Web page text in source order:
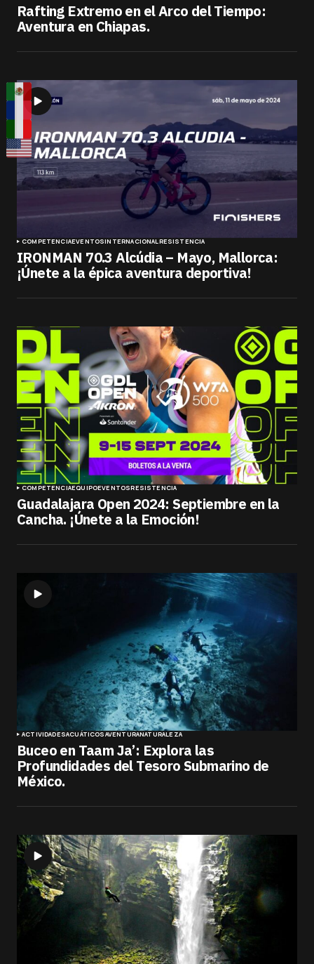
Rafting Extremo en el Arco del Tiempo:
Aventura en Chiapas.
COMPETENCIAEVENTOSINTERNACIONALRESISTENCIA
IRONMAN 70.3 Alcúdia – Mayo, Mallorca:
¡Únete a la épica aventura deportiva!
COMPETENCIAEQUIPOEVENTOSRESISTENCIA
Guadalajara Open 2024: Septiembre en la
Cancha. ¡Únete a la Emoción!
ACTIVIDADESACUÁTICOSAVENTURANATURALEZA
Buceo en Taam Ja’: Explora las
Profundidades del Tesoro Submarino de
México.